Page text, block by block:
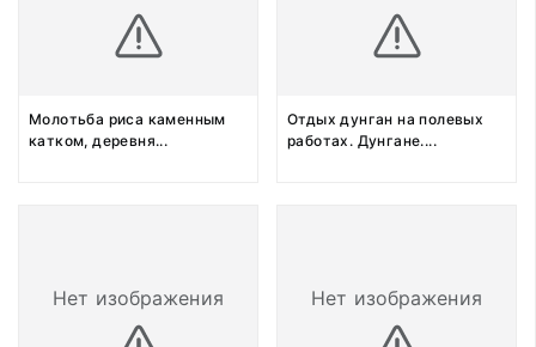
Молотьба риса каменным
катком, деревня...
Отдых дунган на полевых
работах. Дунгане....
Нет изображения Нет изображения